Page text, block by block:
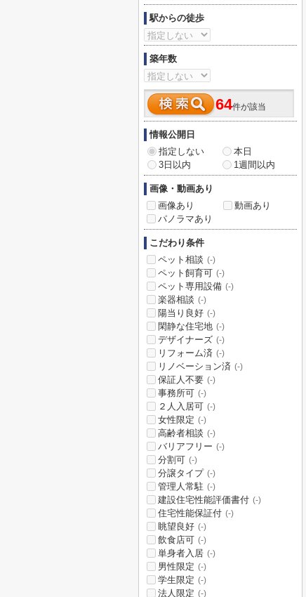
駅からの徒歩
築年数
64件が該当
情報公開日
指定しない
本日
3日以内
1週間以内
画像・動画あり
画像あり
動画あり
パノラマあり
こだわり条件
ペット相談 (-)
ペット飼育可 (-)
ペット専用設備 (-)
楽器相談 (-)
陽当り良好 (-)
閑静な住宅地 (-)
デザイナーズ (-)
リフォーム済 (-)
リノベーション済 (-)
保証人不要 (-)
事務所可 (-)
２人入居可 (-)
女性限定 (-)
高齢者相談 (-)
バリアフリー (-)
分割可 (-)
分譲タイプ (-)
管理人常駐 (-)
建設住宅性能評価書付 (-)
住宅性能保証付 (-)
眺望良好 (-)
飲食店可 (-)
単身者入居 (-)
男性限定 (-)
学生限定 (-)
法人限定 (-)